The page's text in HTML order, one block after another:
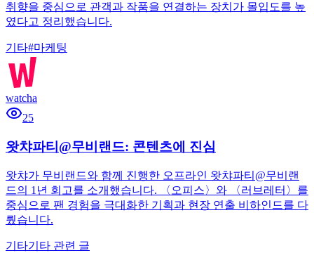
취향을 중심으로 관객과 작품을 연결하는 장치가 몰입도를 높
였다고 정리했습니다.
기타#마케팅
watcha
25
왓챠파티@무비랜드: 콘텐츠에 진심
왓챠가 무비랜드와 함께 진행한 오프라인 왓챠파티@무비랜
드의 1년 회고를 소개했습니다. 〈오피스〉와 〈러브레터〉를
중심으로 팬 경험을 극대화한 기획과 현장 연출 비하인드를 다
뤘습니다.
기타기타 관련 글